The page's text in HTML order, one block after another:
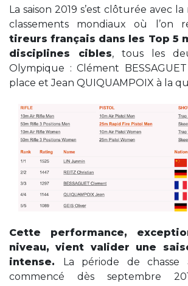
La saison 2019 s’est clôturée avec
classements mondiaux où l’on
tireurs français dans les Top 5
disciplines cibles, tous les
Olympique : Clément
place et Jean QUIQUAMPOIX à la
Cette performance,
niveau, vient valider une
intense. La période de chasse
commencé dès septembre